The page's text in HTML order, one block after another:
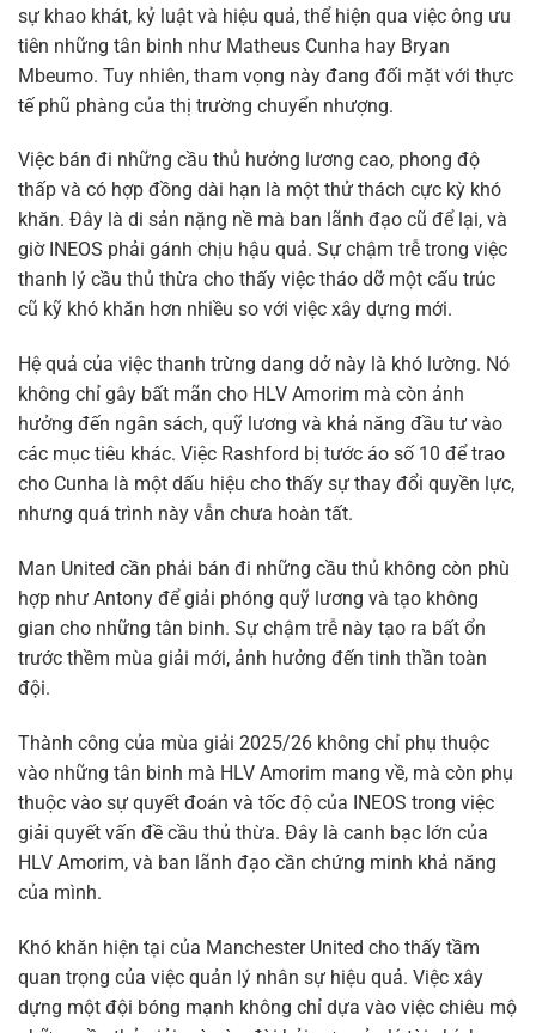
sự khao khát, kỷ luật và hiệu quả, thể hiện qua việc ông ưu
tiên những tân binh như Matheus Cunha hay Bryan
Mbeumo. Tuy nhiên, tham vọng này đang đối mặt với thực
tế phũ phàng của thị trường chuyển nhượng.
Việc bán đi những cầu thủ hưởng lương cao, phong độ
thấp và có hợp đồng dài hạn là một thử thách cực kỳ khó
khăn. Đây là di sản nặng nề mà ban lãnh đạo cũ để lại, và
giờ INEOS phải gánh chịu hậu quả. Sự chậm trễ trong việc
thanh lý cầu thủ thừa cho thấy việc tháo dỡ một cấu trúc
cũ kỹ khó khăn hơn nhiều so với việc xây dựng mới.
Hệ quả của việc thanh trừng dang dở này là khó lường. Nó
không chỉ gây bất mãn cho HLV Amorim mà còn ảnh
hưởng đến ngân sách, quỹ lương và khả năng đầu tư vào
các mục tiêu khác. Việc Rashford bị tước áo số 10 để trao
cho Cunha là một dấu hiệu cho thấy sự thay đổi quyền lực,
nhưng quá trình này vẫn chưa hoàn tất.
Man United cần phải bán đi những cầu thủ không còn phù
hợp như Antony để giải phóng quỹ lương và tạo không
gian cho những tân binh. Sự chậm trễ này tạo ra bất ổn
trước thềm mùa giải mới, ảnh hưởng đến tinh thần toàn
đội.
Thành công của mùa giải 2025/26 không chỉ phụ thuộc
vào những tân binh mà HLV Amorim mang về, mà còn phụ
thuộc vào sự quyết đoán và tốc độ của INEOS trong việc
giải quyết vấn đề cầu thủ thừa. Đây là canh bạc lớn của
HLV Amorim, và ban lãnh đạo cần chứng minh khả năng
của mình.
Khó khăn hiện tại của Manchester United cho thấy tầm
quan trọng của việc quản lý nhân sự hiệu quả. Việc xây
dựng một đội bóng mạnh không chỉ dựa vào việc chiêu mộ